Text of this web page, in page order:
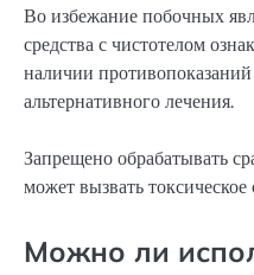
Во избежание побочных
средства с чистотелом
наличии
альтернативного лечения.
Запрещено обрабатывать
может вызвать
Можно ли